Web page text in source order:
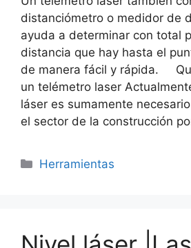
distanciómetro o medidor de
ayuda a determinar con total
distancia que hay hasta el
de manera fácil y rápida.
un telémetro laser
láser es sumamente
el sector de la construcción
Categorías
Herramientas